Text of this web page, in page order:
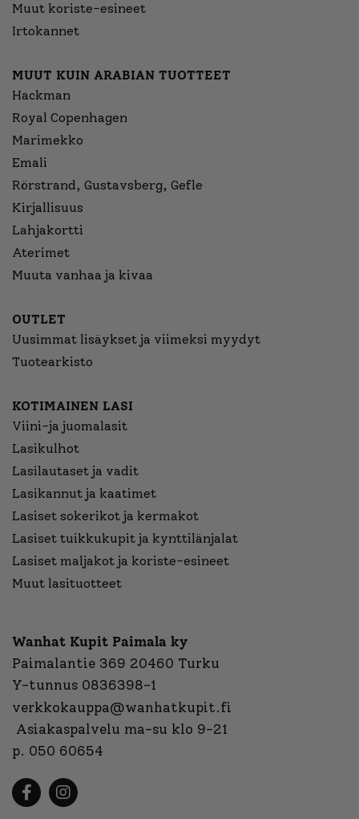
Muut koriste-esineet
Irtokannet
MUUT KUIN ARABIAN TUOTTEET
Hackman
Royal Copenhagen
Marimekko
Emali
Rörstrand, Gustavsberg, Gefle
Kirjallisuus
Lahjakortti
Aterimet
Muuta vanhaa ja kivaa
OUTLET
Uusimmat lisäykset ja viimeksi myydyt
Tuotearkisto
KOTIMAINEN LASI
Viini-ja juomalasit
Lasikulhot
Lasilautaset ja vadit
Lasikannut ja kaatimet
Lasiset sokerikot ja kermakot
Lasiset tuikkukupit ja kynttilänjalat
Lasiset maljakot ja koriste-esineet
Muut lasituotteet
Wanhat Kupit Paimala ky
Paimalantie 369 20460 Turku
Y-tunnus 0836398-1
verkkokauppa@wanhatkupit.fi
Asiakaspalvelu ma-su klo 9-21
p. 050 60654